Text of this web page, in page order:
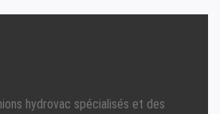
hydrovac spécialisés et des